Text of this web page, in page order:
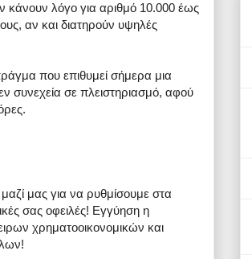
κάνουν λόγο για αριθμό 10.000 έως
αν και διατηρούν υψηλές
που επιθυμεί σήμερα μια
συνεχεία σε πλειστηριασμό, αφού
μας για να ρυθμίσουμε στα
σας οφειλές! Εγγύηση η
χρηματοοικονομικών και